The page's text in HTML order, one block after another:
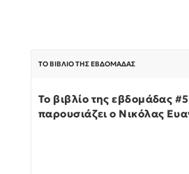
ΤΟ ΒΙΒΛΊΟ ΤΗΣ ΕΒΔΟΜΆΔΑΣ
Το βιβλίο της εβδομάδας
παρουσιάζει ο Νικόλας